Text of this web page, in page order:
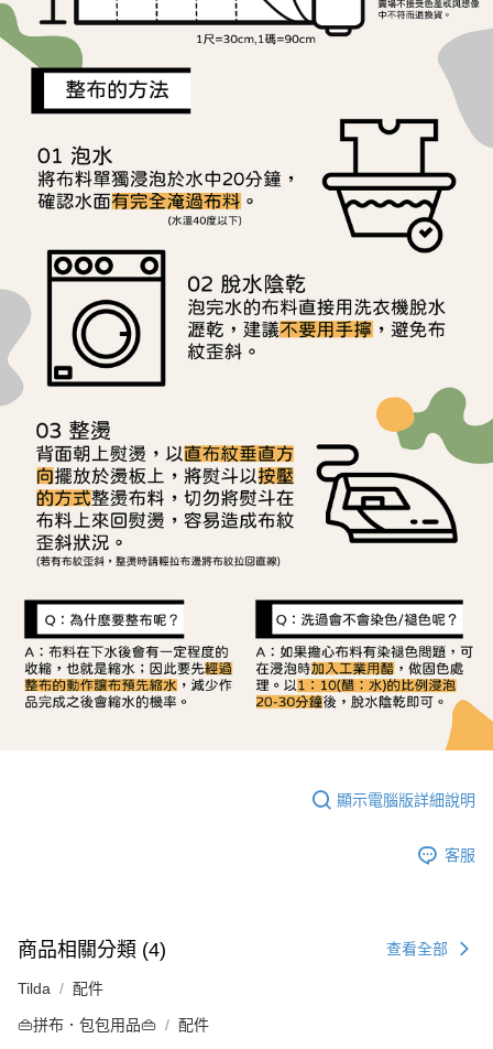
購買商品的店家。未經商家同意取消之訂單仍視為有效，需透過AFTEE先享
後付繳納相關費用。
※ 交易是否成功請以「AFTEE先享後付 」之結帳頁面顯示為準，若有關於
是否繳費成功／繳費後需取消欲退款等相關疑問，請聯繫「AFTEE先享後付
客戶支援中心」https://netprotections.freshdesk.com/support/home
１．透過由恩沛科技股份有限公司提供之「AFTEE先享後付」服務完成之交
易，需依本服務之必要範圍內提供個人資料，並將交易相關給付款項請求債
權轉讓予恩沛科技股份有限公司。
２．關於個人資料處理事宜，請瀏覽以下網址：
https://aftee.tw/terms/#terms3
３．未成年的使用者請事先徵得法定代理人或監護人之同意方可使用
「AFTEE先享後付」，若未經同意申辦者引起之損失，本公司不負相關責
４．使用「AFTEE先享後付」時，將依據個別帳號之用戶狀況，依本公司即
時審查核予不同之上限額度；若仍有額度不足之情形，本公司將視審查結果
請求用戶進行身份認證。
５．嚴禁一人註冊多個帳號或使用他人資訊註冊。若發現惡意使用之情形，
恩沛科技股份有限公司將有權停止該用戶之使用額度並採取法律行動。
每筆NT$150，滿NT$1,500(含以上)免運費
離島宅配
每筆NT$240
顯示電腦版詳細說明
客服
商品相關分類 (4) 查看全部
Tilda 配件
👜拼布．包包用品👜 配件